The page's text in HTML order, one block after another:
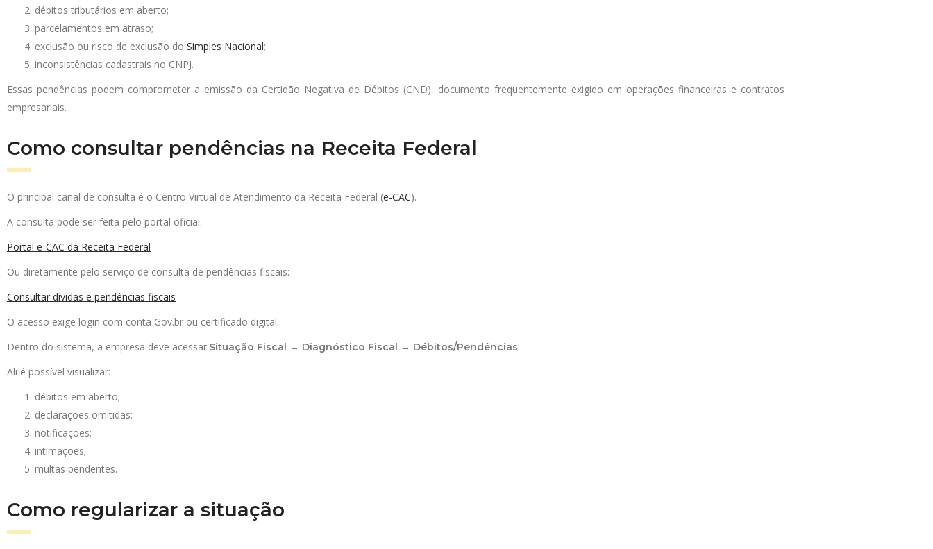
débitos tributários em aberto;
parcelamentos em atraso;
exclusão ou risco de exclusão do Simples Nacional;
inconsistências cadastrais no CNPJ.
Essas pendências podem comprometer a emissão da Certidão Negativa de Débitos (CND), documento frequentemente exigido em operações financeiras e contratos
empresariais.
Como consultar pendências na Receita Federal
O principal canal de consulta é o Centro Virtual de Atendimento da Receita Federal (e-CAC).
A consulta pode ser feita pelo portal oficial:
Portal e-CAC da Receita Federal
Ou diretamente pelo serviço de consulta de pendências fiscais:
Consultar dívidas e pendências fiscais
O acesso exige login com conta Gov.br ou certificado digital.
Dentro do sistema, a empresa deve acessar:Situação Fiscal → Diagnóstico Fiscal → Débitos/Pendências
Ali é possível visualizar:
débitos em aberto;
declarações omitidas;
notificações;
intimações;
multas pendentes.
Como regularizar a situação